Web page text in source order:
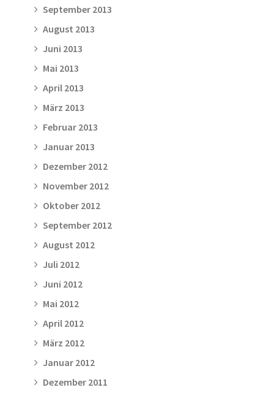
September 2013
August 2013
Juni 2013
Mai 2013
April 2013
März 2013
Februar 2013
Januar 2013
Dezember 2012
November 2012
Oktober 2012
September 2012
August 2012
Juli 2012
Juni 2012
Mai 2012
April 2012
März 2012
Januar 2012
Dezember 2011